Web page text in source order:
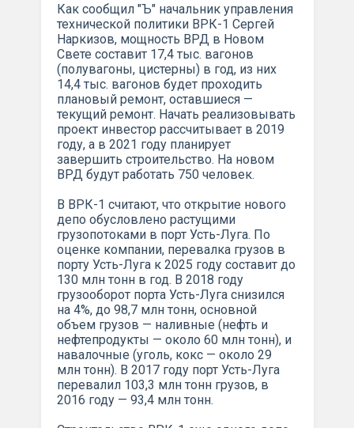
Как сообщил "Ъ" начальник управления
технической политики ВРК-1 Сергей
Наркизов, мощность ВРД в Новом
Свете составит 17,4 тыс. вагонов
(полувагоны, цистерны) в год, из них
14,4 тыс. вагонов будет проходить
плановый ремонт, оставшиеся —
текущий ремонт. Начать реализовывать
проект инвестор рассчитывает в 2019
году, а в 2021 году планирует
завершить строительство. На новом
ВРД будут работать 750 человек.
В ВРК-1 считают, что открытие нового
депо обусловлено растущими
грузопотоками в порт Усть-Луга. По
оценке компании, перевалка грузов в
порту Усть-Луга к 2025 году составит до
130 млн тонн в год. В 2018 году
грузооборот порта Усть-Луга снизился
на 4%, до 98,7 млн тонн, основной
объем грузов — наливные (нефть и
нефтепродукты — около 60 млн тонн), и
навалочные (уголь, кокс — около 29
млн тонн). В 2017 году порт Усть-Луга
перевалил 103,3 млн тонн грузов, в
2016 году — 93,4 млн тонн.